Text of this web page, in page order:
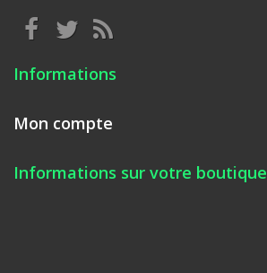
Informations
Mon compte
Informations sur votre boutique